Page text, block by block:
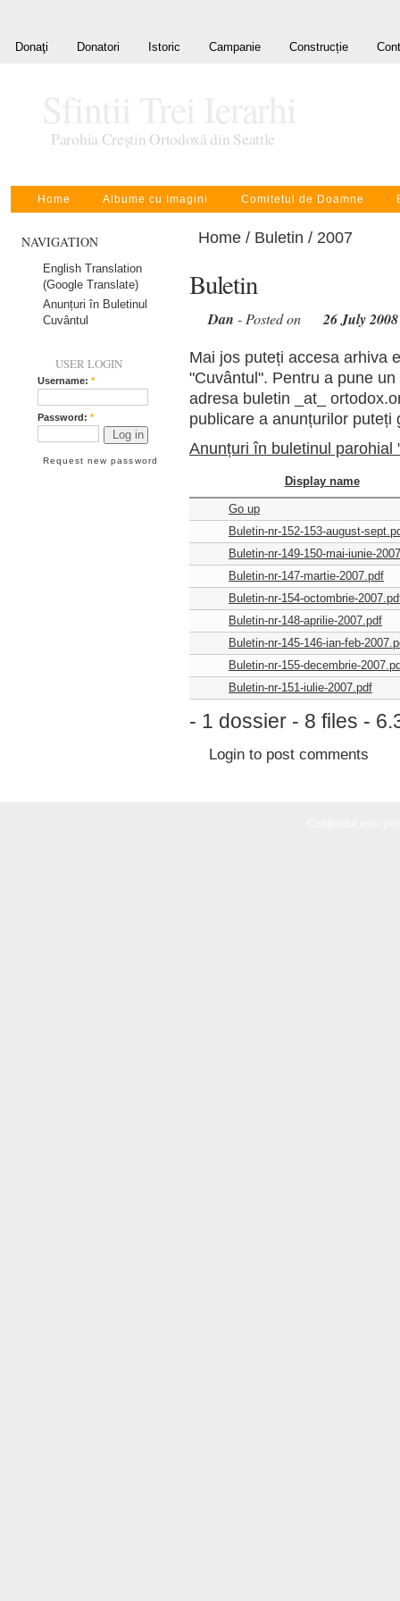
Donaţi Donatori Istoric Campanie Construcție
Parohia Creştin Ortodoxă din Seattle
Home Albume cu Imagini Comitetul de Doamne
NAVIGATION
English Translation
(Google Translate)
Anunțuri în Buletinul
Cuvântul
USER LOGIN
Username: *
Password: *
Request new password
Home / Buletin / 2007
Buletin
Dan - Posted on 26 July 2008
Mai jos puteți accesa arhiva
"Cuvântul". Pentru a pune
adresa buletin _at_
publicare a anunțurilor puteți
Anunțuri în buletinul parohial
Display name
Go up
Buletin-nr-152-153-august-
Buletin-nr-149-150-mai-iunie-
Buletin-nr-147-martie-2007.pdf
Buletin-nr-154-octombrie-
Buletin-nr-148-aprilie-2007.pdf
Buletin-nr-145-146-ian-feb-
Buletin-nr-155-decembrie-
Buletin-nr-151-iulie-2007.pdf
- 1 dossier - 8 files -
Login to post comments